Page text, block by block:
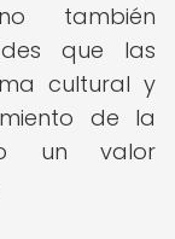
también
que las
cultural y
de la
un valor